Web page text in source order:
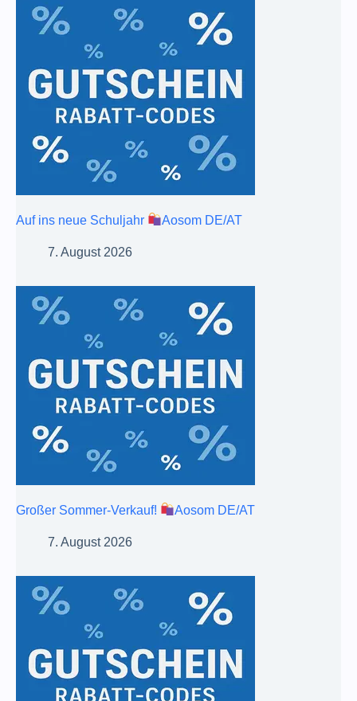
Auf ins neue Schuljahr Aosom DE/AT
7. August 2026
Großer Sommer-Verkauf! Aosom DE/AT
7. August 2026